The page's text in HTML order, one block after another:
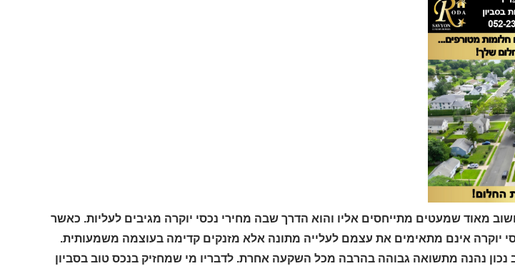
מאוד שמעטים מתייחסים אליו והוא הדרך שבה מחירי נכסי יוקרה מגיבים לעליות. כאשר
יוקרה אינם מתאימים את עצמם לעלייה מתונה אלא מזנקים קדימה בעוצמה משמעותית.
נהנה מתשואה גבוהה בהרבה מכל השקעה אחרת. לדבריו מי שמחזיק בנכס טוב בסביון